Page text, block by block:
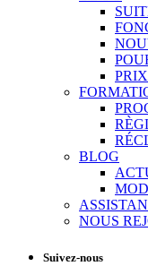
BLOG
NOUS
Suivez-nous